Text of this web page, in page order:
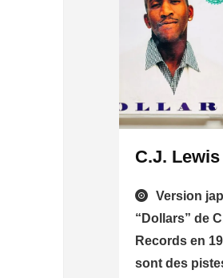
C.J.
Version
“Dollars” de
Records en
sont des